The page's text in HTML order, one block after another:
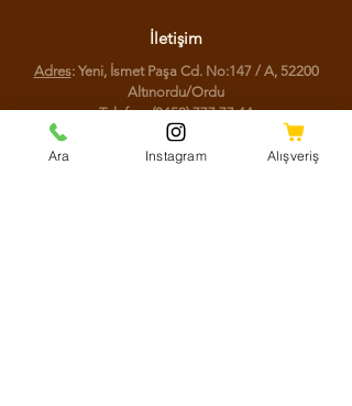
İletişim
Adres: Yeni, İsmet Paşa Cd. No:147 / A, 52200
Altınordu/Ordu
Telefon:(0452) 777 77 44
Ara Instagram Alışveriş